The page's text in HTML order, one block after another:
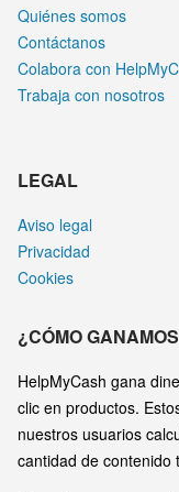
Quiénes somos
Contáctanos
Colabora con
Trabaja con nosotros
LEGAL
Aviso legal
Privacidad
Cookies
¿CÓMO
HelpMyCash gana
clic en productos.
nuestros usuarios
cantidad de contenido